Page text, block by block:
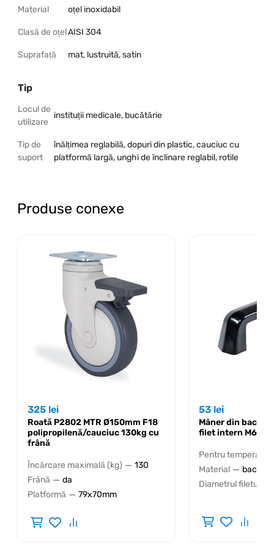
Material oțel inoxidabil
Clasă de oțelAISI 304
Suprafață mat, lustruită, satin
Tip
Locul de
utilizare
instituții medicale, bucătărie
Tip de
suport
înălțimea reglabilă, dopuri din plastic, cauciuc cu
platformă largă, unghi de înclinare reglabil, rotile
Produse conexe
325 lei
Roată P2802 MTR Ø150mm F18
polipropilenă/cauciuc 130kg cu
frână
Încărcare maximală (kg) — 130
Frână — da
Platformă — 79x70mm
53 lei
Mâner din
filet intern M6
Pentru
Material —
Diametrul filetului